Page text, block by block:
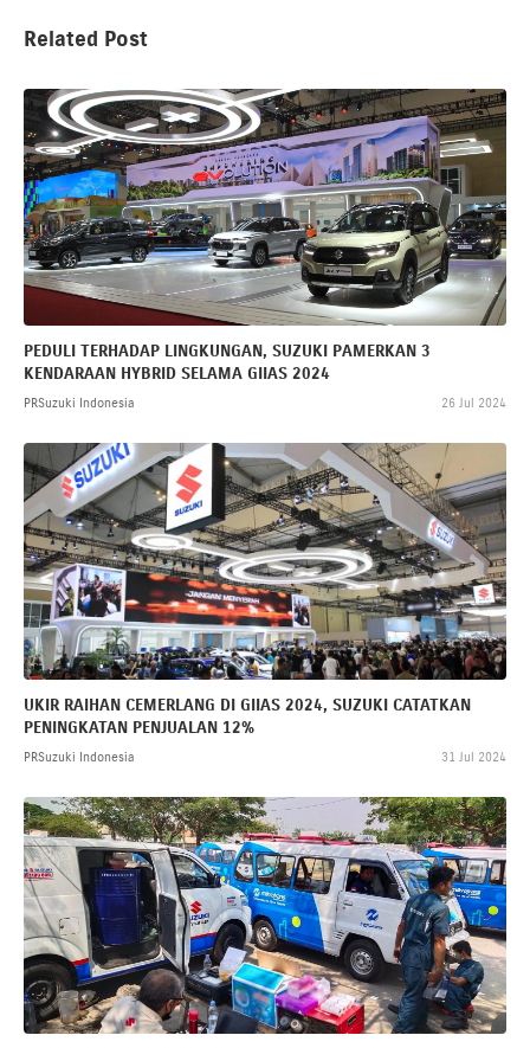
Related Post
PEDULI TERHADAP LINGKUNGAN, SUZUKI PAMERKAN 3
KENDARAAN HYBRID SELAMA GIIAS 2024
PRSuzuki Indonesia 26 Jul 2024
UKIR RAIHAN CEMERLANG DI GIIAS 2024, SUZUKI CATATKAN
PENINGKATAN PENJUALAN 12%
PRSuzuki Indonesia 31 Jul 2024